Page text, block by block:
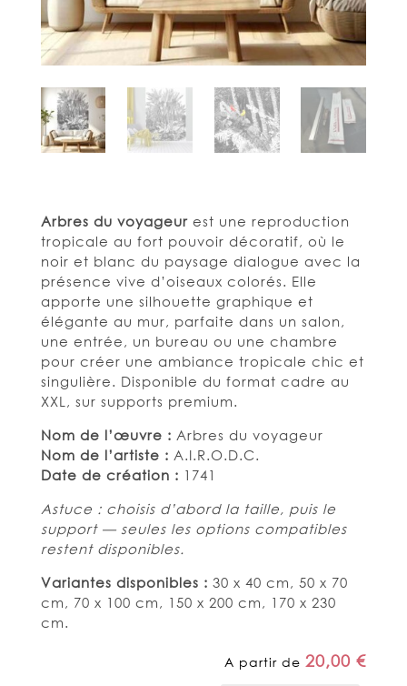
Arbres du voyageurest une reproduction
tropicale au fort pouvoir décoratif, où le
noir et blanc du paysage dialogue avec la
présence vive d’oiseaux colorés. Elle
apporte une silhouette graphique et
élégante au mur, parfaite dans un salon,
une entrée, un bureau ou une chambre
pour créer une ambiance tropicale chic et
singulière. Disponible du format cadre au
XXL, sur supports premium.
Nom de l’œuvre : Arbres du voyageur
Nom de l’artiste : A.I.R.O.D.C.
Date de création : 1741
Astuce : choisis d’abord la taille, puis le
support — seules les options compatibles
restent disponibles.
Variantes disponibles : 30 x 40 cm, 50 x 70
cm, 70 x 100 cm, 150 x 200 cm, 170 x 230
cm.
A partir de20,00€